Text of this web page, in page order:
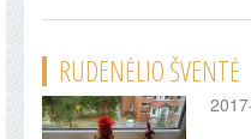
RUDENĖLIO ŠVENTĖ